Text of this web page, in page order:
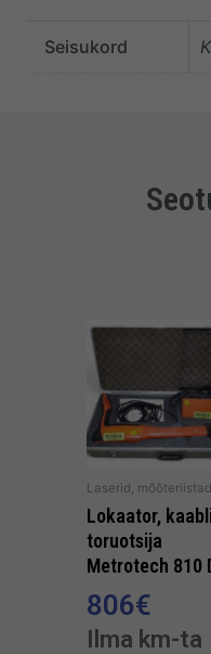
Seisukord
Laserid, mõõteriistad
Lokaator,
toruotsija
Metrotech 810
806€
Ilma km-ta